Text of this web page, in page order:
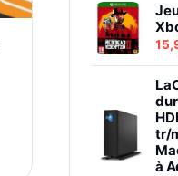
tr/
à